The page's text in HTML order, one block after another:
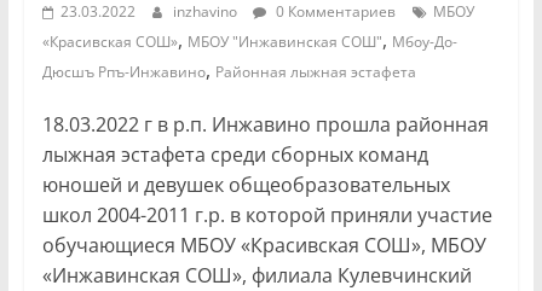
23.03.2022 inzhavino 0 Комментариев
МБОУ
«Красивская СОШ», МБОУ "Инжавинская СОШ", Мбоу-До-
Дюсшъ Рпъ-Инжавино, Районная лыжная эстафета
18.03.2022 г в р.п. Инжавино прошла районная
лыжная эстафета среди сборных команд
юношей и девушек общеобразовательных
школ 2004-2011 г.р. в которой приняли участие
обучающиеся МБОУ «Красивская СОШ», МБОУ
«Инжавинская СОШ», филиала Кулевчинский